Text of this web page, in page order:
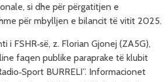
si dhe për përgatitjen e
për mbylljen e bilancit të vitit 2025.
i FSHR‑së, z. Florian Gjonej (ZA5G),
faqen publike paraprake të klubit
BURRELI”. Informacionet